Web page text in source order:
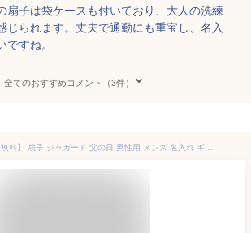
扇子は袋ケースも付いており、大人の洗練
じられます。丈夫で通勤にも重宝し、名入
すね。
全てのおすすめコメント（3件）
【レーザー刻印無料】 扇子 ジャガード 父の日 男性用 メンズ 名入れ ギフト 男性 紗綾形 天然石 パワーストーン 名前入り 絹 シルク おしゃれ 扇子袋 中骨 誕生日プレゼント シンプル お土産